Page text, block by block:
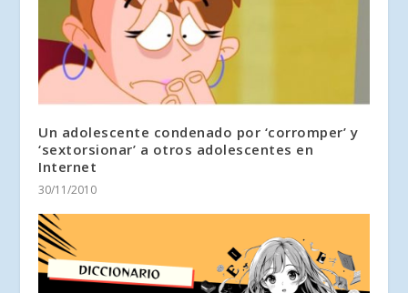
Un adolescente condenado por ‘corromper’ y
‘sextorsionar’ a otros adolescentes en
Internet
30/11/2010